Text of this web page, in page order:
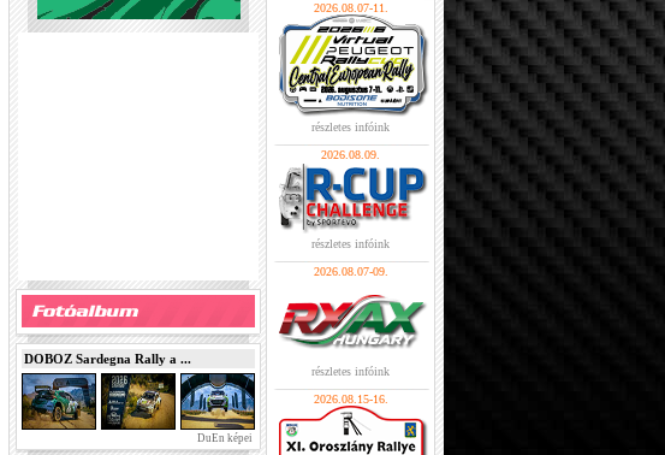
DOBOZ Sardegna Rally a ...
DuEn képei
2026.08.07-11.
részletes infóink
2026.08.09.
részletes infóink
2026.08.07-09.
részletes infóink
2026.08.15-16.